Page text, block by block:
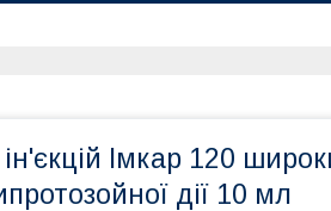
Імкар 120
дії 10 мл